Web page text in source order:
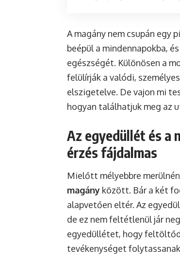
A magány nem csupán egy
beépül a mindennapokba,
egészségét. Különösen a
felülírják a valódi,
elszigetelve. De vajon mi
hogyan találhatjuk meg az
Az egyedüllét és a
érzés fájdalmas
Mielőtt mélyebbre
magány között. Bár a két
alapvetően eltér. Az
de ez nem feltétlenül jár
egyedüllétet, hogy
tevékenységet